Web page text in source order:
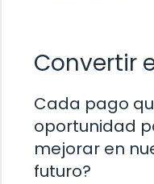
Convertir
Cada pago
oportunidad
mejorar en
futuro?